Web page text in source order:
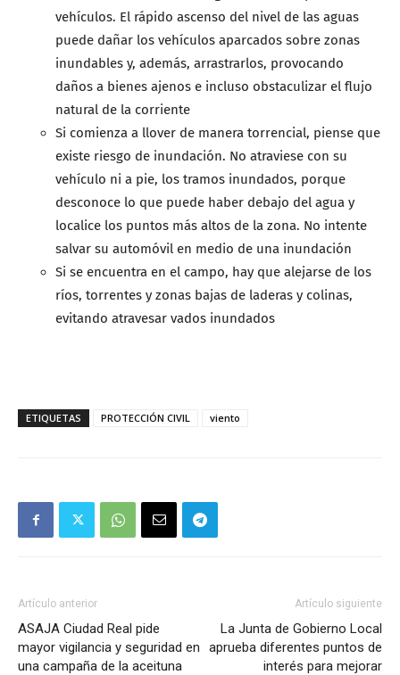
vehículos. El rápido ascenso del nivel de las aguas
puede dañar los vehículos aparcados sobre zonas
inundables y, además, arrastrarlos, provocando
daños a bienes ajenos e incluso obstaculizar el flujo
natural de la corriente
Si comienza a llover de manera torrencial, piense que
existe riesgo de inundación. No atraviese con su
vehículo ni a pie, los tramos inundados, porque
desconoce lo que puede haber debajo del agua y
localice los puntos más altos de la zona. No intente
salvar su automóvil en medio de una inundación
Si se encuentra en el campo, hay que alejarse de los
ríos, torrentes y zonas bajas de laderas y colinas,
evitando atravesar vados inundados
ETIQUETAS PROTECCIÓN CIVIL viento
Artículo anterior
ASAJA Ciudad Real pide
mayor vigilancia y seguridad en
una campaña de la aceituna
Artículo siguiente
La Junta de Gobierno Local
aprueba diferentes puntos de
interés para mejorar